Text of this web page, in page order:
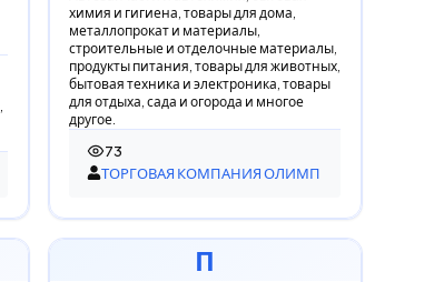
химия и гигиена, товары для дома,
металлопрокат и материалы,
строительные и отделочные материалы,
продукты питания, товары для животных,
бытовая техника и электроника, товары
для отдыха, сада и огорода и многое
другое.
73
73 просмотра
ТОРГОВАЯ КОМПАНИЯ ОЛИМП
П